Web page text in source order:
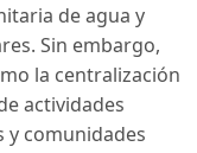
de agua y
Sin embargo,
la centralización
actividades
y comunidades